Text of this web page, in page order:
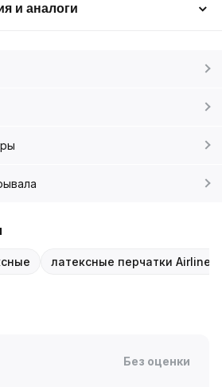
и аналоги
латексные перчатки Airline
Без оценки